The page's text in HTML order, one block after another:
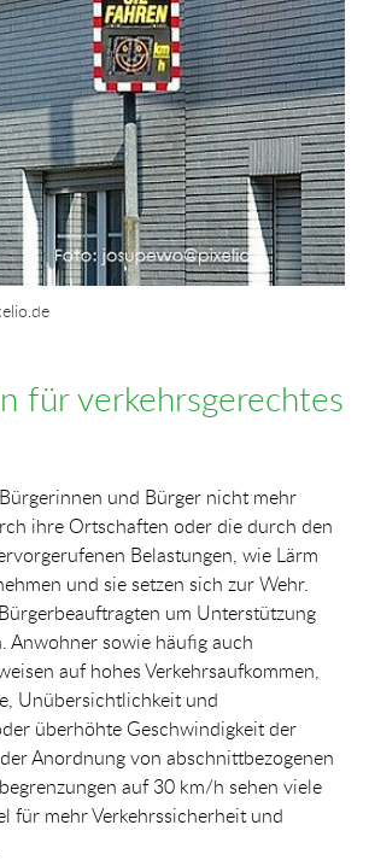
für verkehrsgerechtes
und Bürger nicht mehr
ihre Ortschaften oder die durch den
Belastungen, wie Lärm
und sie setzen sich zur Wehr.
um Unterstützung
Anwohner sowie häufig auch
auf hohes Verkehrsaufkommen,
Unübersichtlichkeit und
überhöhte Geschwindigkeit der
Anordnung von abschnittbezogenen
auf 30 km/h sehen viele
für mehr Verkehrssicherheit und